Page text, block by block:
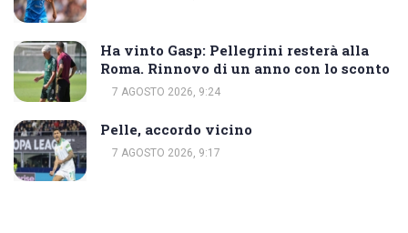
Ha vinto Gasp: Pellegrini resterà alla
Roma. Rinnovo di un anno con lo sconto
7 AGOSTO 2026, 9:24
Pelle, accordo vicino
7 AGOSTO 2026, 9:17